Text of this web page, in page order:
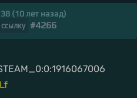
(10 лет назад)
#4266